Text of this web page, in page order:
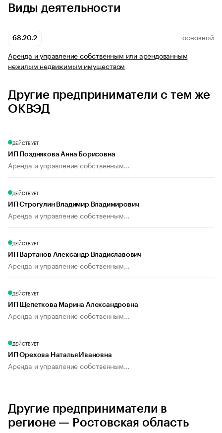
Виды деятельности
68.20.2 ОСНОВНОЙ
Аренда и управление собственным или арендованным
нежилым недвижимым имуществом
Другие предприниматели с тем же
ОКВЭД
ДЕЙСТВУЕТ
ИП Позднякова Анна Борисовна
Аренда и управление собственным...
ДЕЙСТВУЕТ
ИП Строгулин Владимир Владимирович
Аренда и управление собственным...
ДЕЙСТВУЕТ
ИП Вартанов Александр Владиславович
Аренда и управление собственным...
ДЕЙСТВУЕТ
ИП Щепеткова Марина Александровна
Аренда и управление собственным...
ДЕЙСТВУЕТ
ИП Орехова Наталья Ивановна
Аренда и управление собственным...
Другие предприниматели в
регионе — Ростовская область